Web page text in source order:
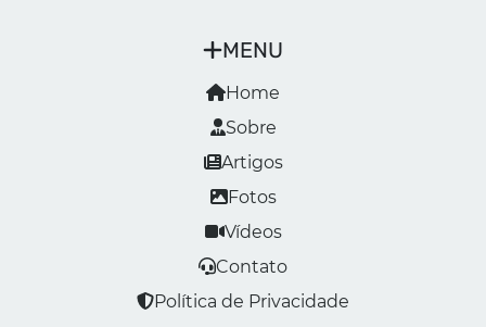
MENU
Home
Sobre
Artigos
Fotos
Vídeos
Contato
Política de Privacidade